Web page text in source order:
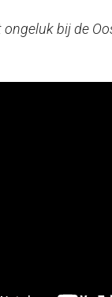
ongeluk bij de